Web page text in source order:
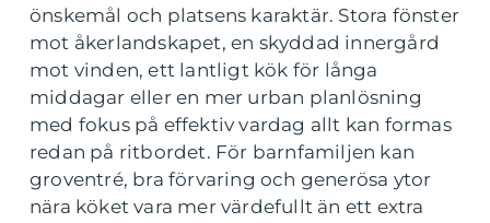
önskemål och platsens karaktär. Stora fönster
mot åkerlandskapet, en skyddad innergård
mot vinden, ett lantligt kök för långa
middagar eller en mer urban planlösning
med fokus på effektiv vardag allt kan formas
redan på ritbordet. För barnfamiljen kan
groventré, bra förvaring och generösa ytor
nära köket vara mer värdefullt än ett extra